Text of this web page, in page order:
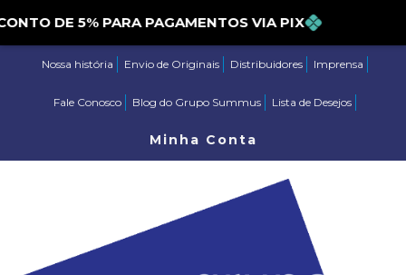
DE 5% PARA PAGAMENTOS VIA PIX
Nossa história Envio de Originais Distribuidores Imprensa
Fale Conosco Blog do Grupo Summus Lista de Desejos
Minha Conta